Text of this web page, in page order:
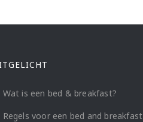
Wat is een bed & breakfast?
Regels voor een bed and breakfast